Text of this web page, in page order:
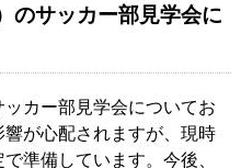
のサッカー部見学会に
カー部見学会についてお
が心配されますが、現時
準備しています。今後、